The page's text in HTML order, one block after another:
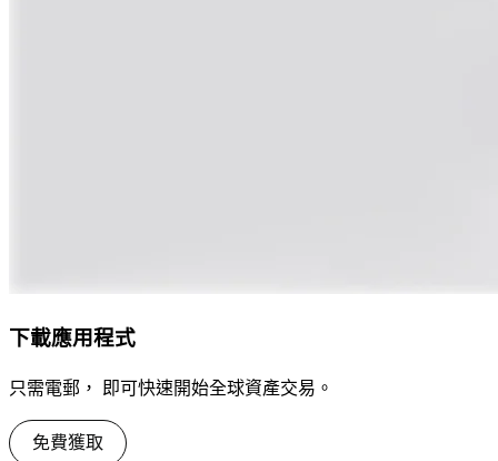
下載應用程式
只需電郵， 即可快速開始全球資產交易。
免費獲取